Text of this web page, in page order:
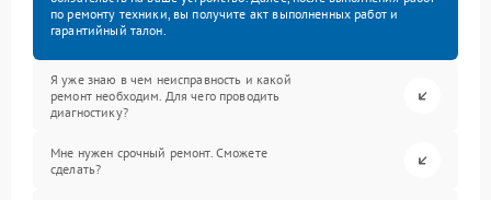
по ремонту техники, вы получите акт выполненных работ и
гарантийный талон.
Я уже знаю в чем неисправность и какой
ремонт необходим. Для чего проводить
диагностику?
Мне нужен срочный ремонт. Сможете
сделать?